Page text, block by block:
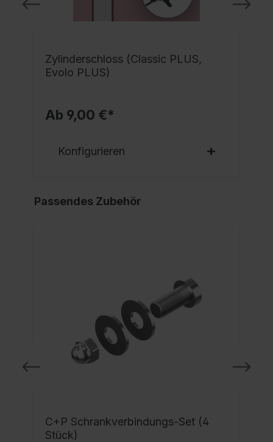
Zylinderschloss (Classic PLUS,
Evolo PLUS)
Ab 9,00 €*
Konfigurieren
Passendes Zubehör
C+P Schrankverbindungs-Set (4
Stück)